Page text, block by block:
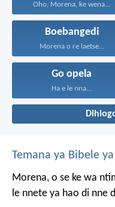
Oho, Morena, ke wena...
Boebangedi
Morena o re laetse...
Go opela
Ha e le nna...
Temana ya Bibele
Morena, o se ke wa
le nnete ya hao di nne